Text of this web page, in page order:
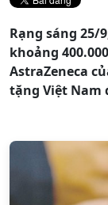
Rạng sáng
khoảng
AstraZeneca
tặng Việt Nam